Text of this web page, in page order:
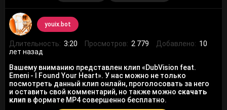
youix.bot
Длительность: 3:20 Просмотров: 2 779 Добавлено: 10
лет назад
Вашему вниманию представлен клип «DubVision feat.
Emeni - I Found Your Heart». У нас можно не только
посмотреть данный клип онлайн, проголосовать за него
и оставить свой комментарий, но также можно скачать
клип в формате MP4 совершенно бесплатно.